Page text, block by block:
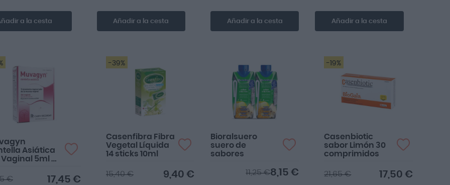
a la cesta Añadir a la cesta Añadir a la cesta Añadir a la cesta
Asiática
Vaginal 5ml 8
17,45 €
€
-39%
Casenfibra Fibra
Vegetal Líquida
14 sticks 10ml
9,40 €
15,40 €
Bioralsuero
suero de
sabores
8,15 €
11,25 €
-19%
Casenbiotic
sabor Limón 30
comprimidos
17,50 €
21,65 €